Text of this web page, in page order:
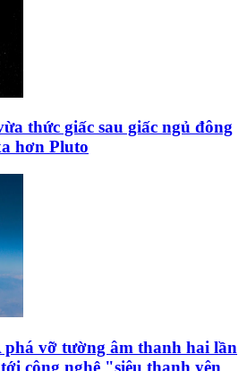
thức giấc sau giấc ngủ đông
hơn Pluto
vỡ tường âm thanh hai lần
công nghệ "siêu thanh yên